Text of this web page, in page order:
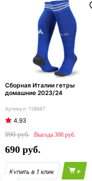
Сборная Италии гетры
домашние 2023/24
118667
4.93
990
300
690
+